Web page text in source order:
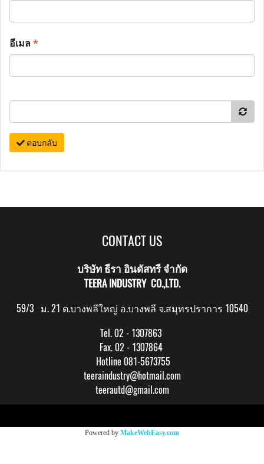
อีเมล*
ตอบกลับ
CONTACT US
บริษัท ธีรา อินดัสทรี จำกัด
TEERA INDUSTRY CO.,LTD.
59/3 ม. 21 ต.บางพลีใหญ่ อ.บางพลี จ.สมุทรปราการ 10540
Tel. 02 - 1307863
Fax. 02 - 1307864
Hotline 081-5673755
teeraindustry@hotmail.com
teerautd@gmail.com
Powered by MakeWebEasy.com